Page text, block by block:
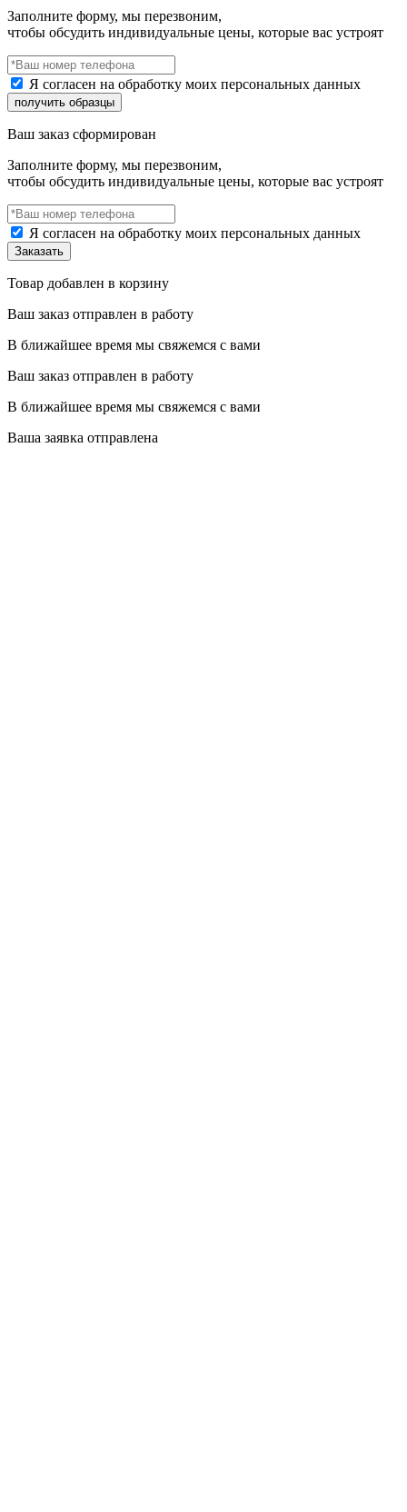
Заполните форму, мы перезвоним,
чтобы обсудить индивидуальные цены, которые вас устроят
Я согласен на обработку моих персональных данных
Ваш заказ сформирован
Заполните форму, мы перезвоним,
чтобы обсудить индивидуальные цены, которые вас устроят
Я согласен на обработку моих персональных данных
Товар добавлен в корзину
Ваш заказ отправлен в работу
В ближайшее время мы свяжемся с вами
Ваш заказ отправлен в работу
В ближайшее время мы свяжемся с вами
Ваша заявка отправлена